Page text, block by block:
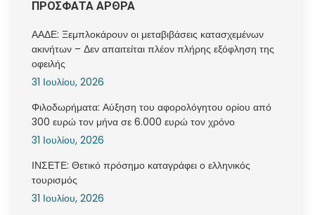
ΠΡΟΣΦΑΤΑ ΑΡΘΡΑ
ΑΑΔΕ: Ξεμπλοκάρουν οι μεταβιβάσεις κατασχεμένων
ακινήτων – Δεν απαιτείται πλέον πλήρης εξόφληση της
οφειλής
31 Ιουλίου, 2026
Φιλοδωρήματα: Αύξηση του αφορολόγητου ορίου από
300 ευρώ τον μήνα σε 6.000 ευρώ τον χρόνο
31 Ιουλίου, 2026
ΙΝΣΕΤΕ: Θετικό πρόσημο καταγράφει ο ελληνικός
τουρισμός
31 Ιουλίου, 2026